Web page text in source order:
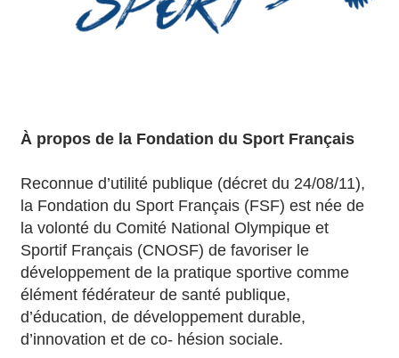
À propos de la Fondation du Sport Français
Reconnue d’utilité publique (décret du 24/08/11),
la Fondation du Sport Français (FSF) est née de
la volonté du Comité National Olympique et
Sportif Français (CNOSF) de favoriser le
développement de la pratique sportive comme
élément fédérateur de santé publique,
d’éducation, de développement durable,
d’innovation et de co- hésion sociale.